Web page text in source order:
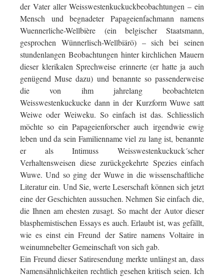
der Vater aller Weisswestenkuckuckbeobachtungen – ein
Mensch und begnadeter Papageienfachmann namens
Wuennerliche-Wellbière (ein belgischer Staatsmann,
gesprochen Wünnerlisch-Wellbiärö) – sich bei seinen
stundenlangen Beobachtungen hinter kirchlichen Mauern
dieser klerikalen Sprechweise erinnerte (er hatte ja auch
genügend Muse dazu) und benannte so passenderweise
die von ihm jahrelang beobachteten
Weisswestenkuckucke dann in der Kurzform Wuwe satt
Weiwe oder Weiweku. So einfach ist das. Schliesslich
möchte so ein Papageienforscher auch irgendwie ewig
leben und da sein Familienname viel zu lang ist, benannte
er als Intimuss Weisswestenkuckuck´scher
Verhaltensweisen diese zurückgekehrte Spezies einfach
Wuwe. Und so ging der Wuwe in die wissenschaftliche
Literatur ein. Und Sie, werte Leserschaft können sich jetzt
eine der Geschichten aussuchen. Nehmen Sie einfach die,
die Ihnen am ehesten zusagt. So macht der Autor dieser
blasphemistischen Essays es auch. Erlaubt ist, was gefällt,
wie es einst ein Freund der Satire namens Voltaire in
weinumnebelter Gemeinschaft von sich gab.
Ein Freund dieser Satiresendung merkte unlängst an, dass
Namensähnlichkeiten rechtlich gesehen kritisch seien. Ich